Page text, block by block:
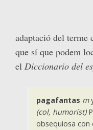
adaptació del terme
que sí que podem
el Diccionario del
pagafantas m
(col, humoríst)
obsequiosa con